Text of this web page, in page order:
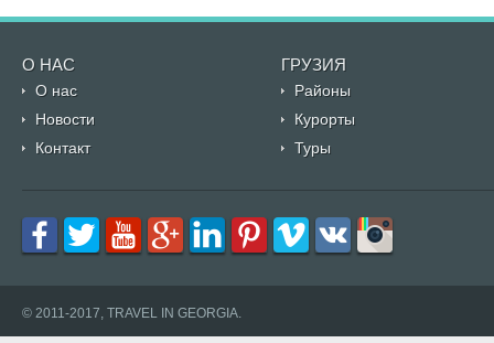
О НАС ГРУЗИЯ
О нас
Районы
Новости
Курорты
Контакт
Туры
© 2011-2017, TRAVEL IN GEORGIA.